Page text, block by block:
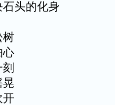
头的化身